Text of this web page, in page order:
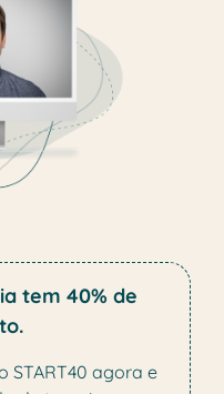
tem 40% de
START40 agora e